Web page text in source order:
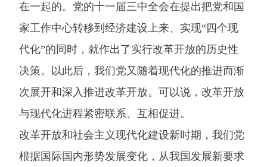
在一起的。党的十一届三中全会在提出把党和国
家工作中心转移到经济建设上来、实现“四个现
代化”的同时，就作出了实行改革开放的历史性
决策。以此后，我们党又随着现代化的推进而渐
次展开和深入推进改革开放。可以说，改革开放
与现代化进程紧密联系、互相促进。
改革开放和社会主义现代化建设新时期，我们党
根据国际国内形势发展变化，从我国发展新要求